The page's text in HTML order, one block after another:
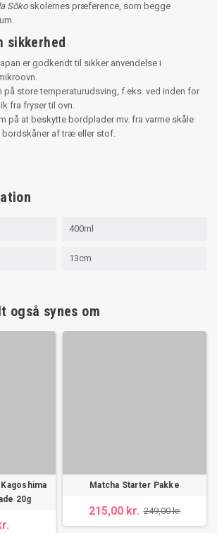
Sōkoskolernes præference, som begge
sikkerhed
er godkendt til sikker anvendelse i
store temperaturudsving, f.eks. ved inden for
fra fryser til ovn.
at beskytte bordplader mv. fra varme skåle
bordskåner af træ eller stof.
400ml
13cm
også synes om
20g
Matcha Starter Pakke
215,00 kr. 249,00 kr.